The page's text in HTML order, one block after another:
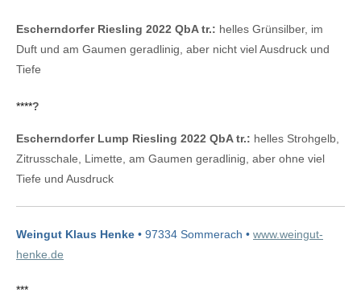
Escherndorfer Riesling 2022 QbA tr.: helles Grünsilber, im
Duft und am Gaumen geradlinig, aber nicht viel Ausdruck und
Tiefe
****?
Escherndorfer Lump Riesling 2022 QbA tr.: helles Strohgelb,
Zitrusschale, Limette, am Gaumen geradlinig, aber ohne viel
Tiefe und Ausdruck
Weingut Klaus Henke • 97334 Sommerach • www.weingut-
henke.de
***